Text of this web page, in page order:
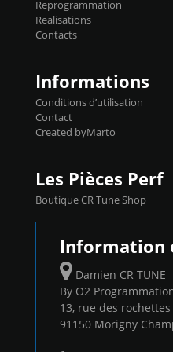
Reprog SP 98 sur le
450€ TTC Un gain d'environ
Reprogrammation
Realisations
Contacts
Informations
Conditions d’utilisation
Contact
Created byMarto
Les Pièces Perf
Boutique CR Tune Shop
Information
Damien CR TUNE
By O2
13, rue des rochettes
91150 Morigny